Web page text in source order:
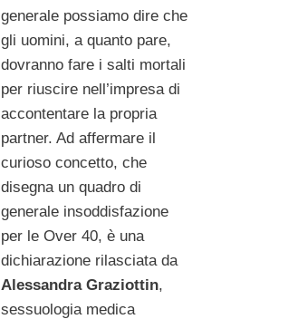
generale possiamo dire che
gli uomini, a quanto pare,
dovranno fare i salti mortali
per riuscire nell’impresa di
accontentare la propria
partner. Ad affermare il
curioso concetto, che
disegna un quadro di
generale insoddisfazione
per le Over 40, è una
dichiarazione rilasciata da
Alessandra Graziottin,
sessuologia medica